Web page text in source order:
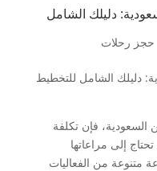
دليلك الشامل
حجز رحلات
دليلك الشامل للتخطيط
فإن تكلفة
إلى مراعاتها
متنوعة من الفعاليات